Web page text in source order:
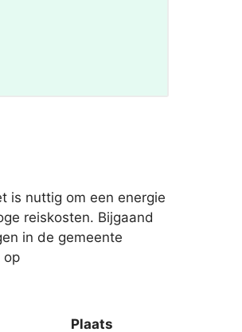
is nuttig om een energie
reiskosten. Bijgaand
in de gemeente
op
Plaats